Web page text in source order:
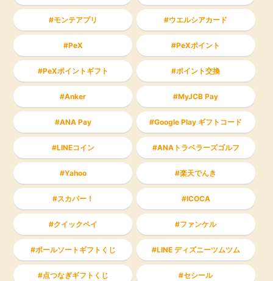
モンテアプリ ウエルシアカード
PeX PeXポイント
PeXポイントギフト ポイント交換
Anker MyJCB Pay
ANA Pay Google Play ギフトコード
LINEコイン ANAトラベラーズゴルフ
Yahoo 楽天でんき
スカパー！ ICOCA
クイックペイ ファンケル
ボールソートギフトくじ LINE ディズニーツムツム
点つなぎギフトくじ セシール